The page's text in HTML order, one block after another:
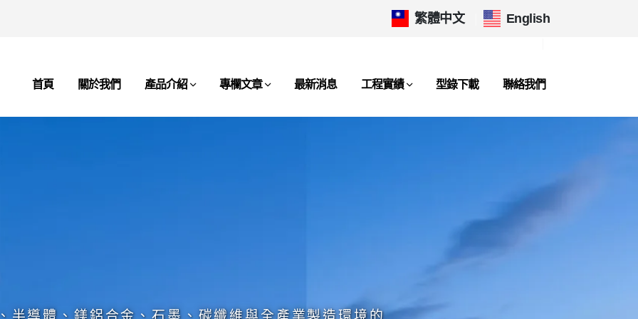
繁體中文 English
首頁 關於我們 產品介紹 專欄文章 最新消息 工程實績 型錄下載 聯絡我們
半導體、鎂鋁合金、石墨、碳纖維與全產業製造環境的